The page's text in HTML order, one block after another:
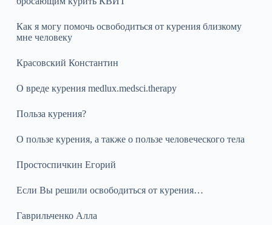
Как я могу помочь освободиться от курения близкому
мне человеку
Красовский Константин
О вреде курения medlux.medsci.therapy
Польза курения?
О пользе курения, а также о пользе человеческого тела
Простоспичкин Егорий
Если Вы решили освободиться от курения…
Гаврильченко Алла